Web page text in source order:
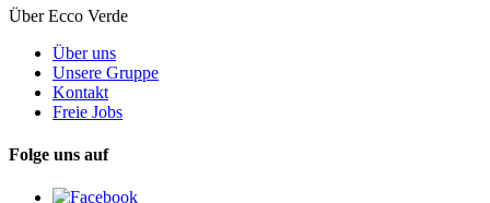
Über Ecco Verde
Über uns
Unsere Gruppe
Kontakt
Freie Jobs
Folge uns auf